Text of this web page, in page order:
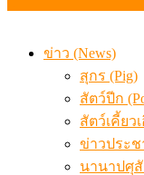
ข่าว (News)
สุกร (Pig)
สัตว์ปีก
สัตว์เคี้ยว
ข่าวประช
นานาปศุสั